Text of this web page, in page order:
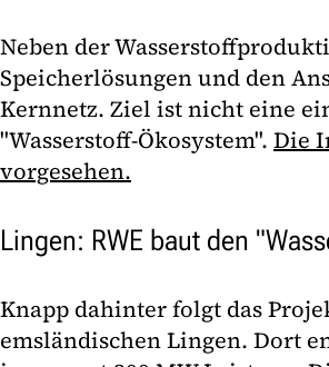
Neben der
Speicherlösungen und den
Kernnetz. Ziel ist nicht eine
"Wasserstoff-Ökosystem". Die
vorgesehen.
Lingen: RWE baut den
Knapp dahinter folgt das
emsländischen Lingen. Dort